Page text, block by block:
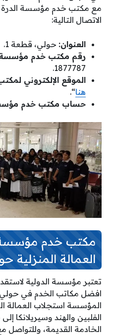
مع مكتب خدم مؤسسة الدرة
الاتصال التالية:
العنوان: حولي، قطعة 1.
رقم مكتب خدم مؤسسة
1877787.
الموقع الإلكتروني
هنا“.
حساب مكتب خدم
مكتب خدم مؤسسة
العمالة المنزلية
تعتبر مؤسسة الدولية
افضل مكاتب الخدم في
المؤسسة استجلاب العمالة
الفلبين والهند وسيريلانكا
الخادمة القديمة،